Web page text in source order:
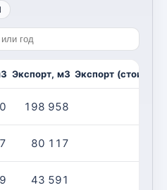
Экспорт, м3 Экспорт
198 958
80 117
43 591